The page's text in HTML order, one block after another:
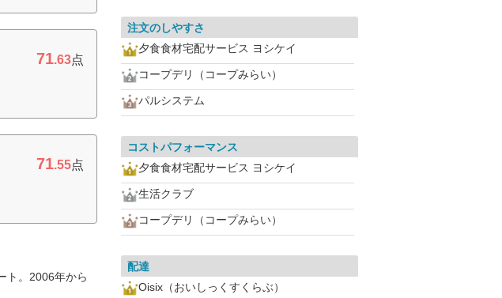
71.63点
71.55点
ト。2006年から
注文のしやすさ
夕食食材宅配サービス ヨシケイ
コープデリ（コープみらい）
パルシステム
コストパフォーマンス
夕食食材宅配サービス ヨシケイ
生活クラブ
コープデリ（コープみらい）
配達
Oisix（おいしっくすくらぶ）